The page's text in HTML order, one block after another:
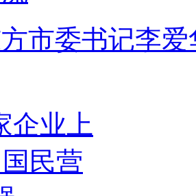
市委书记李